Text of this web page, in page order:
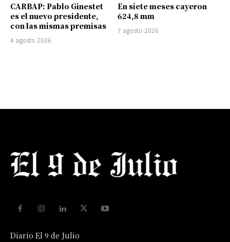
CARBAP: Pablo Ginestet
es el nuevo presidente,
con las mismas premisas
4 agosto 2026
En siete meses cayeron
624,8 mm
7 agosto 2026
Diario El 9 de Julio